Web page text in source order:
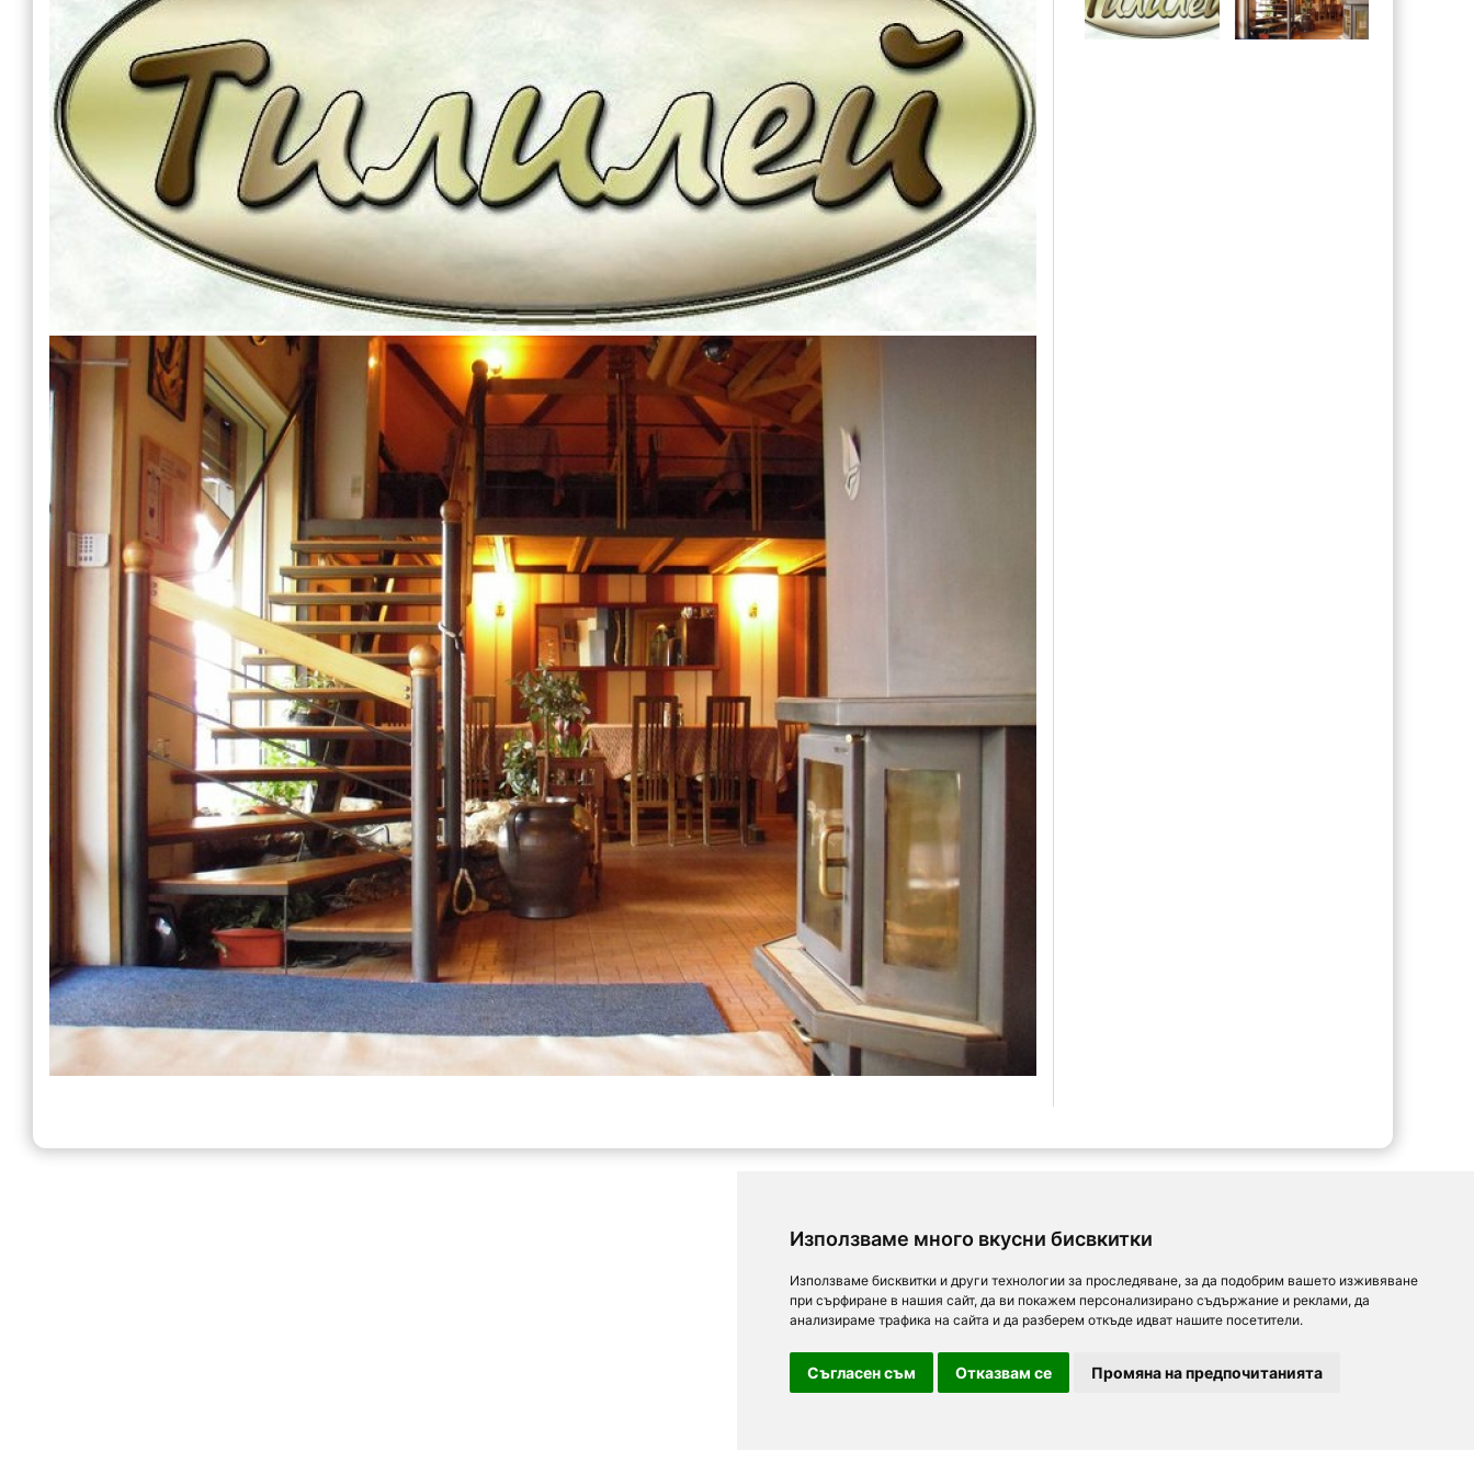
Използваме много вкусни бисвкитки
Използваме бисквитки и други технологии за проследяване, за да подобрим вашето изживяване
при сърфиране в нашия сайт, да ви покажем персонализирано съдържание и реклами, да
анализираме трафика на сайта и да разберем откъде идват нашите посетители.
Съгласен съм Отказвам се Промяна на предпочитанията